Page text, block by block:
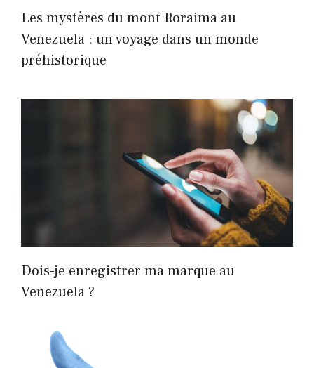
Les mystères du mont Roraima au
Venezuela : un voyage dans un monde
préhistorique
Dois-je enregistrer ma marque au
Venezuela ?